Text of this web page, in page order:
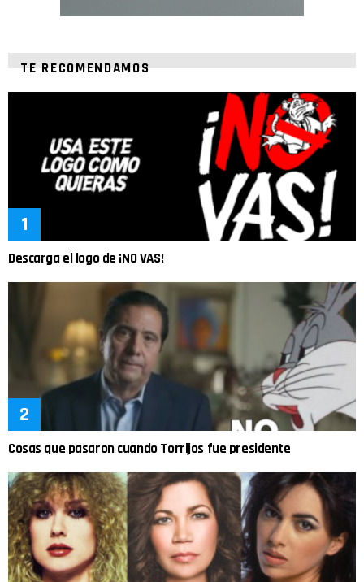
TE RECOMENDAMOS
Descarga el logo de ¡NO VAS!
Cosas que pasaron cuando Torrijos fue presidente